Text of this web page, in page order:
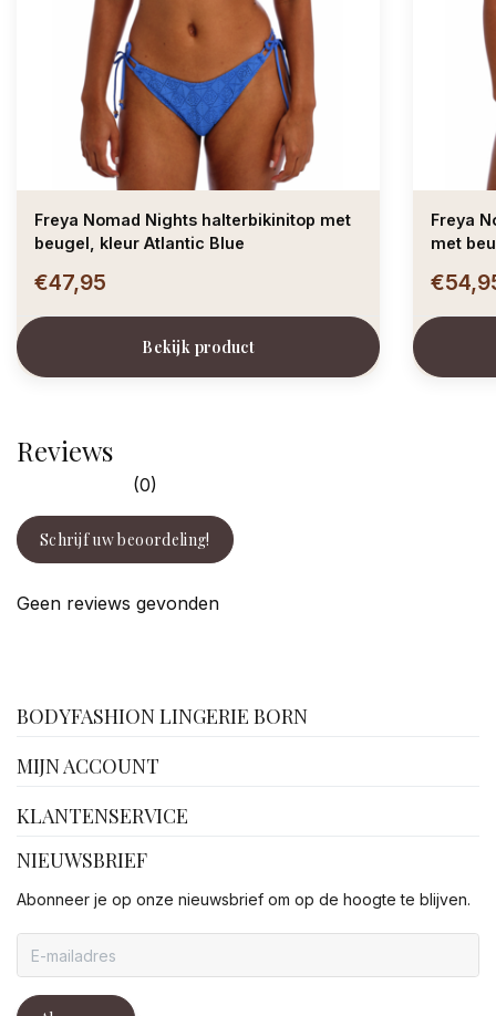
Freya Nomad Nights halterbikinitop met
beugel, kleur Atlantic Blue
€47,95
Bekijk product
Freya
met
Reviews
(0)
Schrijf uw beoordeling!
Geen reviews gevonden
BODYFASHION LINGERIE BORN
MIJN ACCOUNT
KLANTENSERVICE
NIEUWSBRIEF
Abonneer je op onze nieuwsbrief om op de hoogte te blijven.